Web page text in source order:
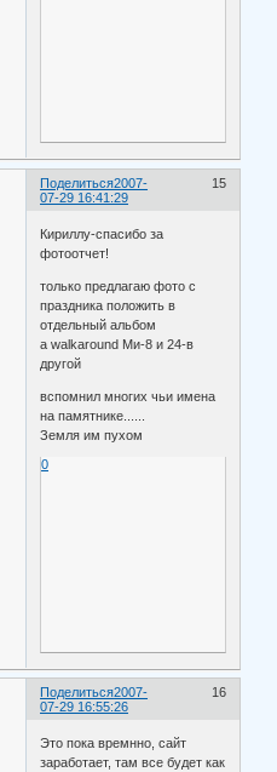
Поделиться 15
2007-
07-29 16:41:29
Кириллу-спасибо за
фотоотчет!
только предлагаю фото с
праздника положить в
отдельный альбом
а walkaround Ми-8 и 24-в
другой
вспомнил многих чьи имена
на памятнике......
Земля им пухом
0
Поделиться 16
2007-
07-29 16:55:26
Это пока времнно, сайт
заработает, там все будет как